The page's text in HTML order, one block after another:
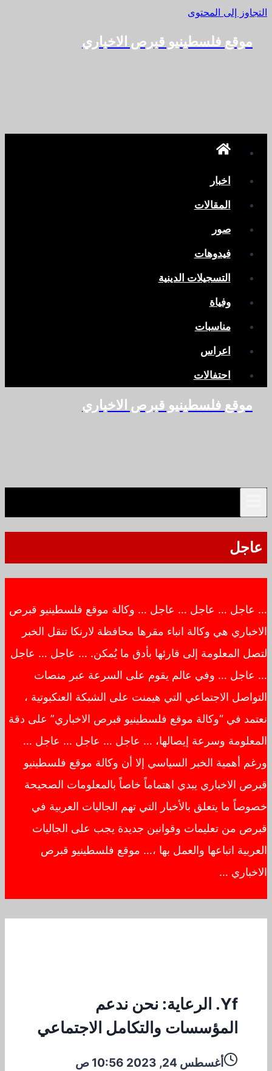
التجاوز إلى المحتوى
موقع فلسطينيو قبرص الاخباري
اخبار
المقالات
صور
فيدوهات
التسجيلات الدينية
وفياة
مناسبات
اعراس
احتفالات
موقع فلسطينيو قبرص الاخباري
عاجل
… عاجل … عاجل … عاجل … وكالة موقع فلسطينيو قبرص
الاخباري هي وكالة انباء مقرها محافظة لارنكا تنقل الخبر
لتصل المعلومة إلى قارئها بأدق ما يُمكن. … عاجل … عاجل
… عاجل … وفي عالم يقوم على السرعة عبر منصات
التواصل الاجتماعي التي هيمنت على الشبكة العنكبوتية ،
نعتمد في “وكالة موقع فلسطينيو قبرص الاخباري” على دقة
المعلومة وسرعة إيصالها، … عاجل … عاجل … عاجل …
ورغم أهمية الخبر السياسي إلا أن وكالة موقع فلسطينيو
قبرص الاخباري يبدي اهتماماً خاصاً بالمعلومات الصحيحة
خصوصاً ما يتعلق بالأخبار التي تهم الجاليات العربية في
قبرص من تعليمات وقوانين جديدة يجب على الجاليات
العربية اتباعها والعمل بها ،… موقع فلسطينيو قبرص
الاخباري …
Yf. الرعاية: نحن ندعم
المؤسسات والتكامل الاجتماعي
أغسطس 24, 2023 10:56 ص